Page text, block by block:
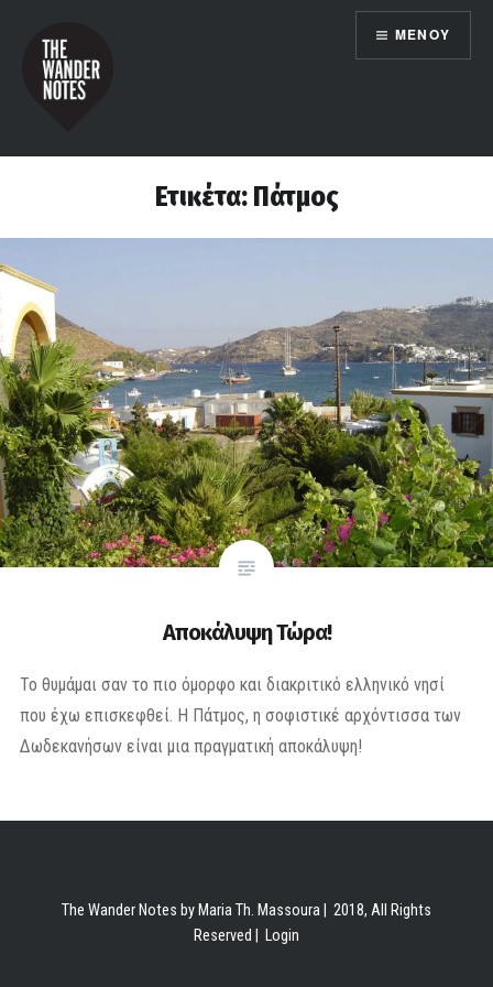
περιεχόμενο
the wander notes
ΜΕΝΟΎ
Ετικέτα: Πάτμος
Αποκάλυψη Τώρα!
Το θυμάμαι σαν το πιο όμορφο και διακριτικό ελληνικό νησί
που έχω επισκεφθεί. Η Πάτμος, η σοφιστικέ αρχόντισσα των
Δωδεκανήσων είναι μια πραγματική αποκάλυψη!
The Wander Notes by Maria Th. Massoura | 2018, All Rights
Reserved |
Login